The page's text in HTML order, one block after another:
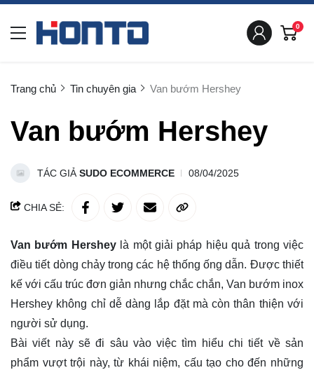
0
Trang chủ Tin chuyên gia Van bướm Hershey
Van bướm Hershey
TÁC GIẢ SUDO ECOMMERCE 08/04/2025
CHIA SẺ:
Van bướm Hersheylà một giải pháp hiệu quả trong việc
điều tiết dòng chảy trong các hệ thống ống dẫn. Được thiết
kế với cấu trúc đơn giản nhưng chắc chắn, Van bướm inox
Hershey không chỉ dễ dàng lắp đặt mà còn thân thiện với
người sử dụng.
Bài viết này sẽ đi sâu vào việc tìm hiểu chi tiết về sản
phẩm vượt trội này, từ khái niệm, cấu tạo cho đến những